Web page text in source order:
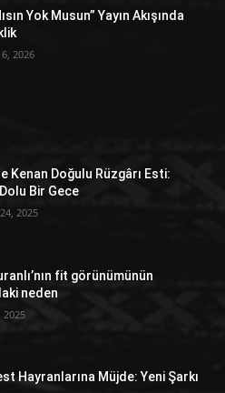
Yok Musun” Yayın Akışında
2026
Kenan Doğulu Rüzgârı Esti:
Bir Gece
2025
fit görünümünün
neden
2025
Hayranlarına Müjde: Yeni Şarkı